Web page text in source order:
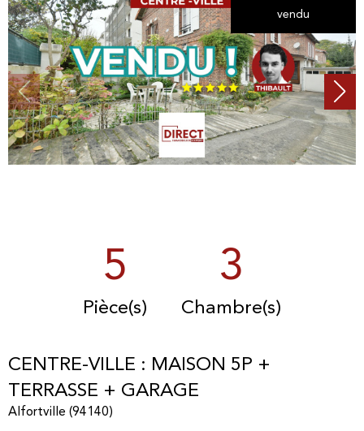
vendu
5
Pièce(s)
3
Chambre(s)
CENTRE-VILLE : MAISON 5P +
TERRASSE + GARAGE
Alfortville (94140)